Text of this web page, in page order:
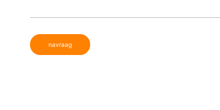
navraag